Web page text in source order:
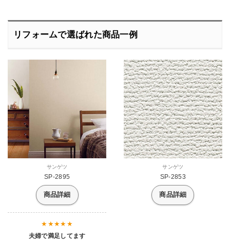
リフォームで選ばれた商品一例
サンゲツ
SP-2895
商品詳細
夫婦で満足してます
サンゲツ
SP-2853
商品詳細